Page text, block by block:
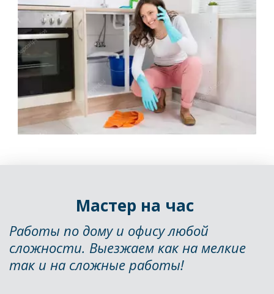
Мастер на час
Работы по дому и офису любой
сложности. Выезжаем как на мелкие
так и на сложные работы!